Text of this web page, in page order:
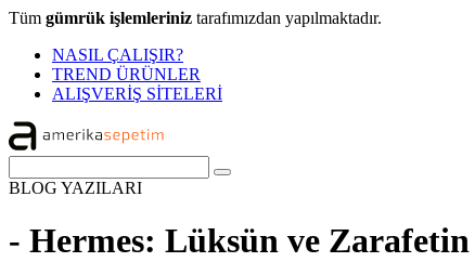
Tüm gümrük işlemleriniz tarafımızdan yapılmaktadır.
NASIL ÇALIŞIR?
TREND ÜRÜNLER
ALIŞVERİŞ SİTELERİ
BLOG YAZILARI
- Hermes: Lüksün ve Zarafetin